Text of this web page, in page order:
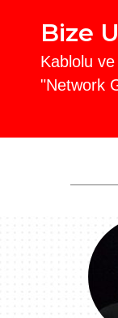
Bize
Kablolu
"Network